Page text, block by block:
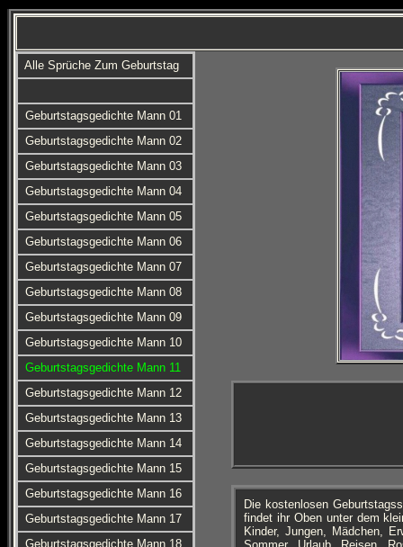
Alle Sprüche Zum Geburtstag
Geburtstagsgedichte Mann 01
Geburtstagsgedichte Mann 02
Geburtstagsgedichte Mann 03
Geburtstagsgedichte Mann 04
Geburtstagsgedichte Mann 05
Geburtstagsgedichte Mann 06
Geburtstagsgedichte Mann 07
Geburtstagsgedichte Mann 08
Geburtstagsgedichte Mann 09
Geburtstagsgedichte Mann 10
Geburtstagsgedichte Mann 11
Geburtstagsgedichte Mann 12
Geburtstagsgedichte Mann 13
Geburtstagsgedichte Mann 14
Geburtstagsgedichte Mann 15
Geburtstagsgedichte Mann 16
Geburtstagsgedichte Mann 17
Geburtstagsgedichte Mann 18
Die kostenlosen
findet ihr Oben unter dem
Kinder, Jungen, Mädchen,